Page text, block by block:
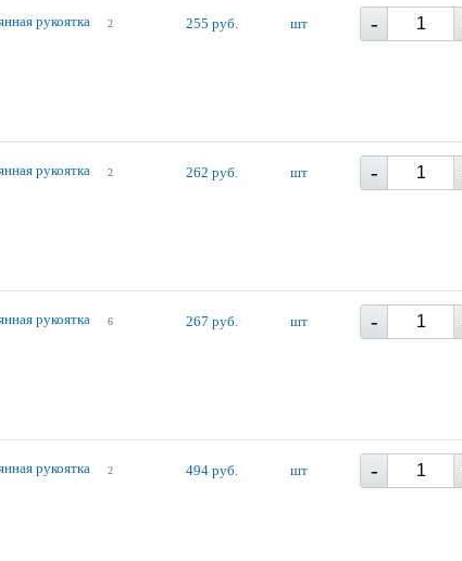
рукоятка
2 255 руб. шт -
рукоятка
2 262 руб. шт -
рукоятка
6 267 руб. шт -
рукоятка
2 494 руб. шт -